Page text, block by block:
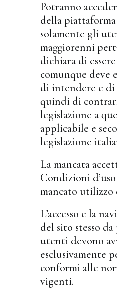
Potranno
della piattaforma
solamente gli
maggiorenni
dichiara di
comunque deve
di intendere e di
quindi di
legislazione a
applicabile e
legislazione
La mancata
Condizioni
mancato utilizzo
L’accesso e la
del sito stesso
utenti devono
esclusivamente
conformi alle
vigenti.